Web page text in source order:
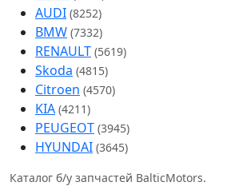
AUDI (8252)
BMW (7332)
RENAULT (5619)
Skoda (4815)
Citroen (4570)
KIA (4211)
PEUGEOT (3945)
HYUNDAI (3645)
Каталог б/у запчастей BalticMotors.